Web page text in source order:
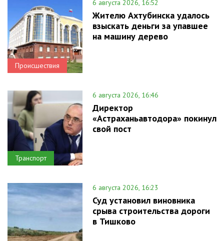
Происшествия
6 августа 2026, 16:52
Жителю Ахтубинска удалось
взыскать деньги за упавшее
на машину дерево
Транспорт
6 августа 2026, 16:46
Директор
«Астраханьавтодора» покинул
свой пост
6 августа 2026, 16:23
Суд установил виновника
срыва строительства дороги
в Тишково